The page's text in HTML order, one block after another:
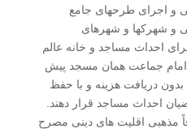
و اجرای طرحهای جامع
و شهرکها و شهرهای
احداث مساجد و خانه عالم
جماعت همان مسجد پیش
دریافت هزینه و با حفظ
احداث مساجد قرار دهند.
مذهبی اقلیت های دینی مصرح